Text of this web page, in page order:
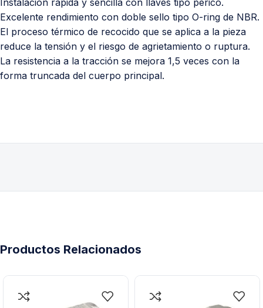
Excelente rendimiento con doble sello tipo O-ring de NBR.
El proceso térmico de recocido que se aplica a la pieza
reduce la tensión y el riesgo de agrietamiento o ruptura.
La resistencia a la tracción se mejora 1,5 veces con la
forma truncada del cuerpo principal.
Productos Relacionados